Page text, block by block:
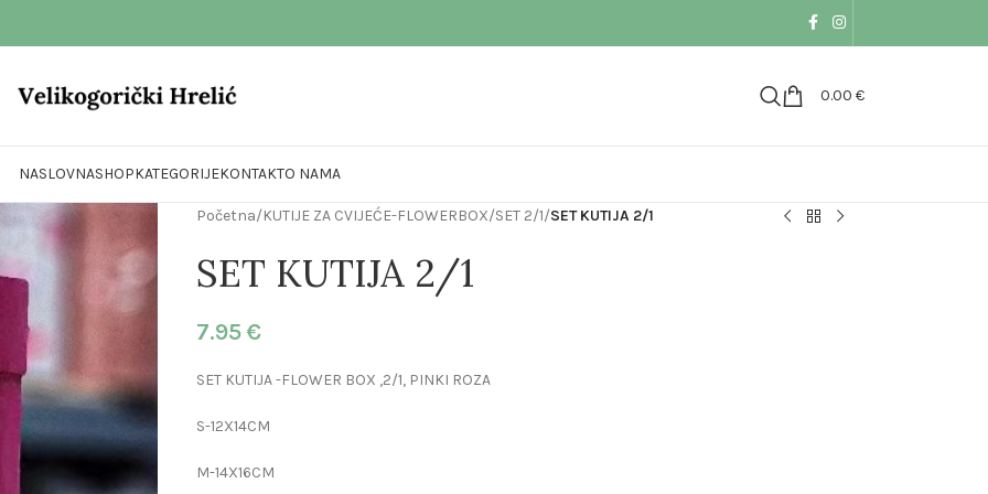
0.00 €
NASLOVNASHOPKATEGORIJEKONTAKTO NAMA
Početna/KUTIJE ZA CVIJEĆE-FLOWERBOX/SET 2/1/SET KUTIJA 2/1
SET KUTIJA 2/1
7.95 €
SET KUTIJA -FLOWER BOX ,2/1, PINKI ROZA
S-12X14CM
M-14X16CM